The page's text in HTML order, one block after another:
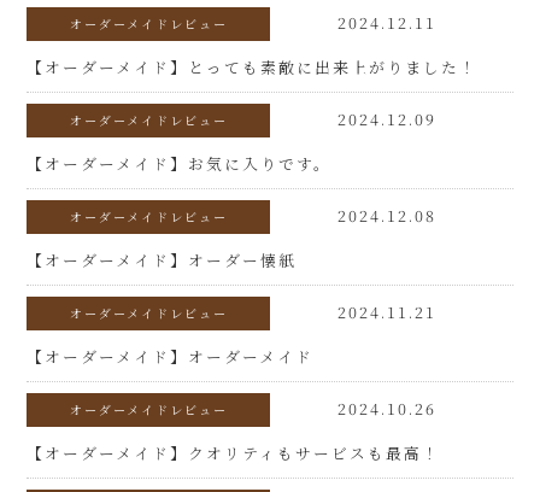
オーダーメイドレビュー
2024.12.11
【オーダーメイド】とっても素敵に出来上がりました！
オーダーメイドレビュー
2024.12.09
【オーダーメイド】お気に入りです。
オーダーメイドレビュー
2024.12.08
【オーダーメイド】オーダー懐紙
オーダーメイドレビュー
2024.11.21
【オーダーメイド】オーダーメイド
オーダーメイドレビュー
2024.10.26
【オーダーメイド】クオリティもサービスも最高！